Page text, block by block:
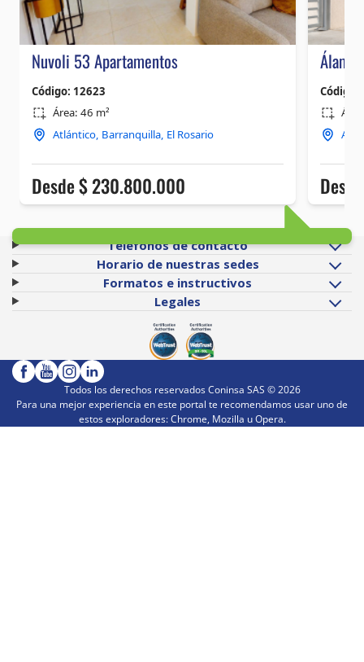
Teléfonos de contacto
Horario de nuestras sedes
Formatos e instructivos
Legales
Todos los derechos reservados Coninsa SAS ©2026
Para una mejor experiencia en este portal te recomendamos usar uno de
estos exploradores: Chrome, Mozilla u Opera.